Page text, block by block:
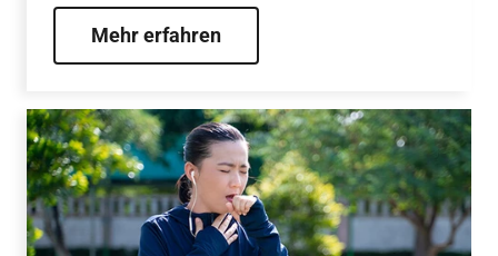
Mehr erfahren